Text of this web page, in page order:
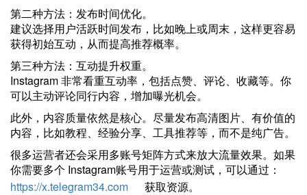
第二种方法：发布时间优化。
建议选择用户活跃时间发布，比如晚上或周末，这样更容易
获得初始互动，从而提高推荐概率。
第三种方法：互动提升权重。
Instagram 非常看重互动率，包括点赞、评论、收藏等。你
可以主动评论同行内容，增加曝光机会。
此外，内容质量依然是核心。尽量发布高清图片、有价值的
内容，比如教程、经验分享、工具推荐等，而不是纯广告。
很多运营者还会采用多账号矩阵方式来放大流量效果。如果
你需要多个 Instagram账号用于运营或测试，可以通过：
https://x.telegram34.com
获取资源。